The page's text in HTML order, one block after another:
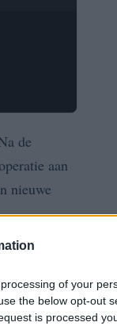
of your
the below opt-out
is processed
de
aan
nieuwe
recht
zijn er al
625.500